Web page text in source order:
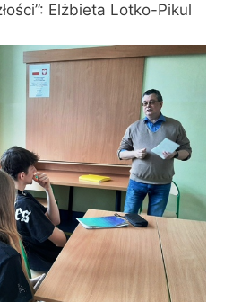
Elżbieta Lotko-Pikul